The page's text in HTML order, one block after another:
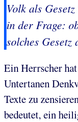
Volk als
in der Frage:
solches Gesetz
Ein Herrscher
Untertanen
Texte zu
bedeutet, ein